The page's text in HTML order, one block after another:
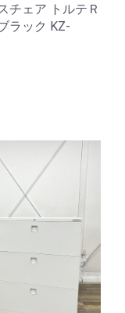
チェア トルテＲ
ラック KZ-